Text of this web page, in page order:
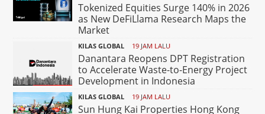
Tokenized Equities Surge 140% in 2026
as New DeFiLlama Research Maps the
Market
KILAS GLOBAL 19 JAM LALU
Danantara Reopens DPT Registration
to Accelerate Waste-to-Energy Project
Development in Indonesia
KILAS GLOBAL 19 JAM LALU
Sun Hung Kai Properties Hong Kong